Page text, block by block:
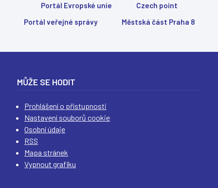
Portál Evropské unie
Czech point
Portál veřejné správy
Městská část Praha 8
MŮŽE SE HODIT
Prohlášení o přístupnosti
Nastavení souborů cookie
Osobní údaje
RSS
Mapa stránek
Vypnout grafiku